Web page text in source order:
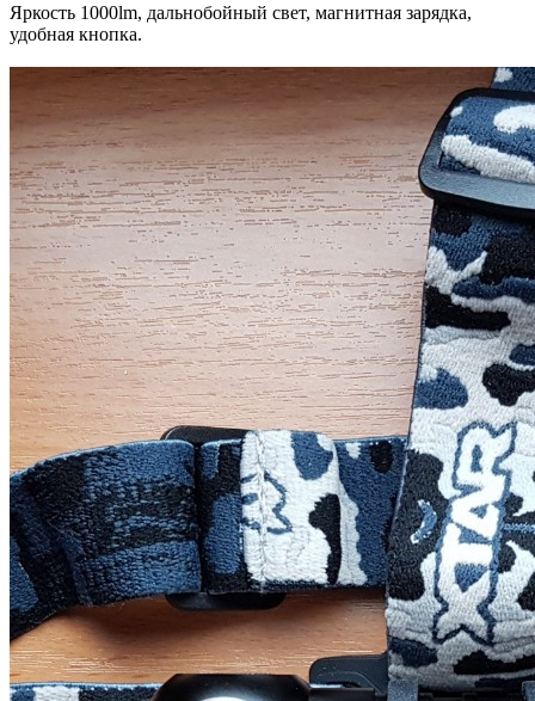
Яркость 1000lm, дальнобойный свет, магнитная зарядка,
удобная кнопка.